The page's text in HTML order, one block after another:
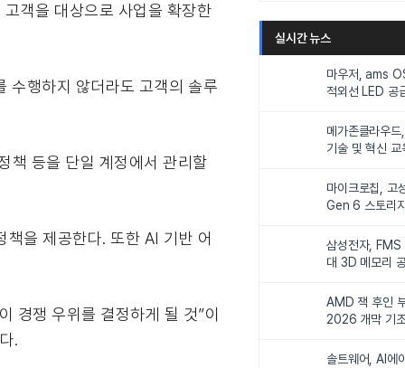
객을 대상으로 사업을 확장한
수행하지 않더라도 고객의 솔루
책 등을 단일 계정에서 관리할
을 제공한다. 또한 AI 기반 어
경쟁 우위를 결정하게 될 것”이
.
실시간 뉴스
마우저, ams
적외선 LED 공
메가존클라우드
기술 및 혁신
마이크로칩, 고
Gen 6 스토리
삼성전자,
대 3D 메모리
AMD 잭 후인
2026 개막 기
솔트웨어, AI에